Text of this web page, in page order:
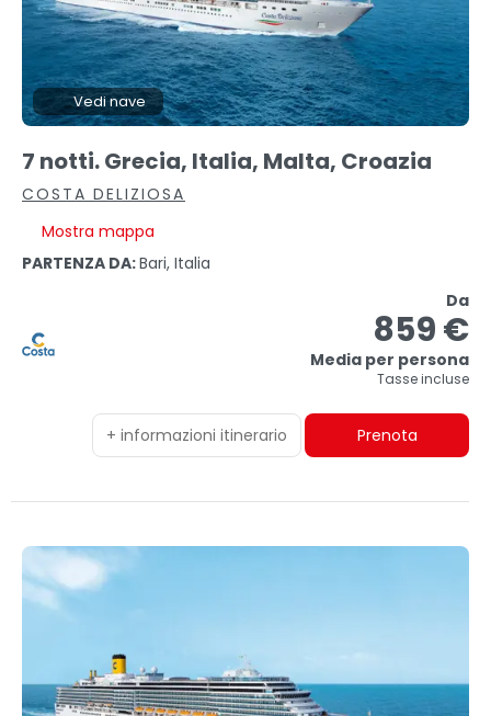
Vedi nave
7 notti. Grecia, Italia, Malta, Croazia
COSTA DELIZIOSA
Mostra mappa
PARTENZA DA:Bari, Italia
Da
859 €
Media per persona
Tasse incluse
+ informazioni itinerario Prenota